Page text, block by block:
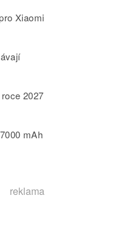
Xiaomi
2027
mAh
reklama